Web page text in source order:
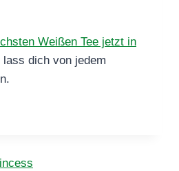
Weißen Tee jetzt in
lass dich von jedem